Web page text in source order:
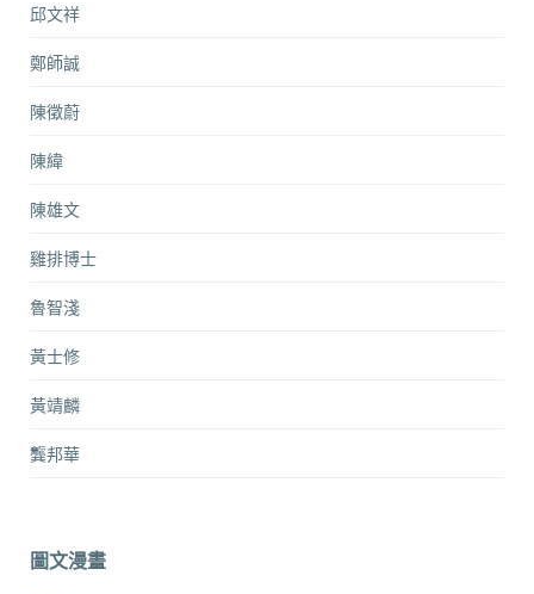
邱文祥
鄭師誠
陳徵蔚
陳緯
陳雄文
雞排博士
魯智淺
黃士修
黃靖麟
龔邦華
圖文漫畫